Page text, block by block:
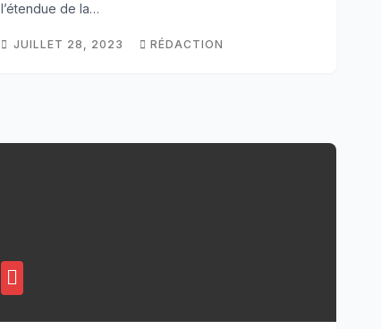
l’étendue de la…
JUILLET 28, 2023 RÉDACTION